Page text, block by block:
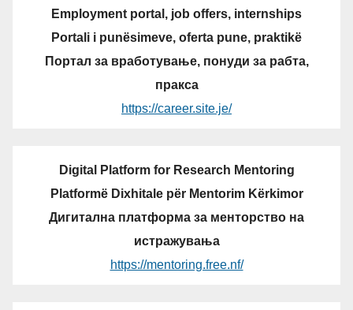
Employment portal, job offers, internships
Portali i punësimeve, oferta pune, praktikë
Портал за вработување, понуди за рабта,
пракса
https://career.site.je/
Digital Platform for Research Mentoring
Platformë Dixhitale për Mentorim Kërkimor
Дигитална платформа за менторство на
истражувања
https://mentoring.free.nf/